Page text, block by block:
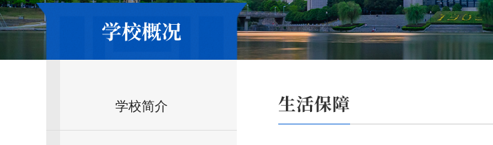
学校概况
学校简介 生活保障